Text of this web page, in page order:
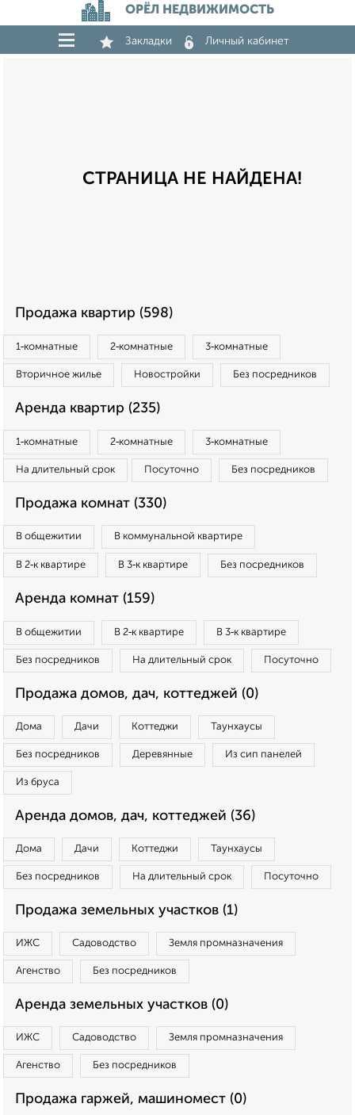
ОРЁЛ НЕДВИЖИМОСТЬ
Закладки Личный кабинет
СТРАНИЦА НЕ НАЙДЕНА!
Продажа квартир (598)
1‑комнатные 2‑комнатные 3‑комнатные
Вторичное жилье Новостройки Без посредников
Аренда квартир (235)
1‑комнатные 2‑комнатные 3‑комнатные
На длительный срок Посуточно Без посредников
Продажа комнат (330)
В общежитии В коммунальной квартире
В 2‑к квартире В 3‑к квартире Без посредников
Аренда комнат (159)
В общежитии В 2‑к квартире В 3‑к квартире
Без посредников На длительный срок Посуточно
Продажа домов, дач, коттеджей (0)
Дома Дачи Коттеджи Таунхаусы
Без посредников Деревянные Из сип панелей
Из бруса
Аренда домов, дач, коттеджей (36)
Дома Дачи Коттеджи Таунхаусы
Без посредников На длительный срок Посуточно
Продажа земельных участков (1)
ИЖС Садоводство Земля промназначения
Агенство Без посредников
Аренда земельных участков (0)
ИЖС Садоводство Земля промназначения
Агенство Без посредников
Продажа гаржей, машиномест (0)